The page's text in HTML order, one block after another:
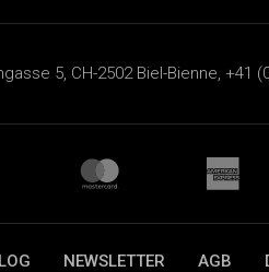
5, CH-2502 Biel-Bienne, +41
NEWSLETTER AGB